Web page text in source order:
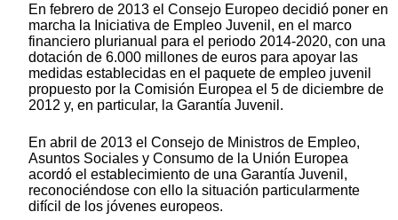
En febrero de 2013 el Consejo Europeo decidió poner en
marcha la Iniciativa de Empleo Juvenil, en el marco
financiero plurianual para el periodo 2014-2020, con una
dotación de 6.000 millones de euros para apoyar las
medidas establecidas en el paquete de empleo juvenil
propuesto por la Comisión Europea el 5 de diciembre de
2012 y, en particular, la Garantía Juvenil.
En abril de 2013 el Consejo de Ministros de Empleo,
Asuntos Sociales y Consumo de la Unión Europea
acordó el establecimiento de una Garantía Juvenil,
reconociéndose con ello la situación particularmente
difícil de los jóvenes europeos.